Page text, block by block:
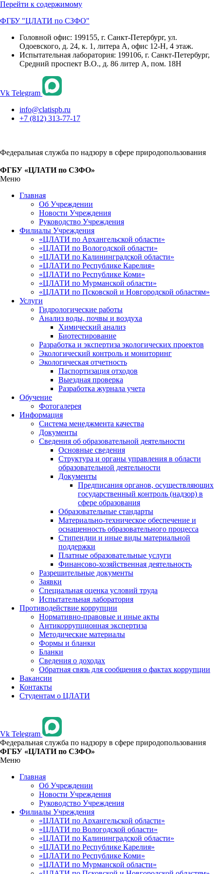
Перейти к содержимому
ФГБУ "ЦЛАТИ по СЗФО"
Головной офис: 199155, г. Санкт-Петербург, ул.
Одоевского, д. 24, к. 1, литера А, офис 12-Н, 4 этаж.
Испытательная лаборатория: 199106, г. Санкт-Петербург,
Средний проспект В.О., д. 86 литер А, пом. 18Н
Vk Telegram
info@clatispb.ru
+7 (812) 313-77-17
Федеральная служба по надзору в сфере природопользования
ФГБУ «ЦЛАТИ по СЗФО»
Меню
Главная
Об Учреждении
Новости Учреждения
Руководство Учреждения
Филиалы Учреждения
«ЦЛАТИ по Архангельской области»
«ЦЛАТИ по Вологодской области»
«ЦЛАТИ по Калининградской области»
«ЦЛАТИ по Республике Карелия»
«ЦЛАТИ по Республике Коми»
«ЦЛАТИ по Мурманской области»
«ЦЛАТИ по Псковской и Новгородской областям»
Услуги
Гидрологические работы
Анализ воды, почвы и воздуха
Химический анализ
Биотестирование
Разработка и экспертиза экологических проектов
Экологический контроль и мониторинг
Экологическая отчетность
Паспортизация отходов
Выездная проверка
Разработка журнала учета
Обучение
Фотогалерея
Информация
Система менеджмента качества
Документы
Сведения об образовательной деятельности
Основные сведения
Структура и органы управления в области
образовательной деятельности
Документы
Предписания органов, осуществляющих
государственный контроль (надзор) в
сфере образования
Образовательные стандарты
Материально-техническое обеспечение и
оснащенность образовательного процесса
Стипендии и иные виды материальной
поддержки
Платные образовательные услуги
Финансово-хозяйственная деятельность
Разрешительные документы
Заявки
Специальная оценка условий труда
Испытательная лаборатория
Противодействие коррупции
Нормативно-правовые и иные акты
Антикоррупционная экспертиза
Методические материалы
Формы и бланки
Бланки
Сведения о доходах
Обратная связь для сообщения о фактах коррупции
Вакансии
Контакты
Студентам о ЦЛАТИ
Vk Telegram
Федеральная служба по надзору в сфере природопользования
ФГБУ «ЦЛАТИ по СЗФО»
Меню
Главная
Об Учреждении
Новости Учреждения
Руководство Учреждения
Филиалы Учреждения
«ЦЛАТИ по Архангельской области»
«ЦЛАТИ по Вологодской области»
«ЦЛАТИ по Калининградской области»
«ЦЛАТИ по Республике Карелия»
«ЦЛАТИ по Республике Коми»
«ЦЛАТИ по Мурманской области»